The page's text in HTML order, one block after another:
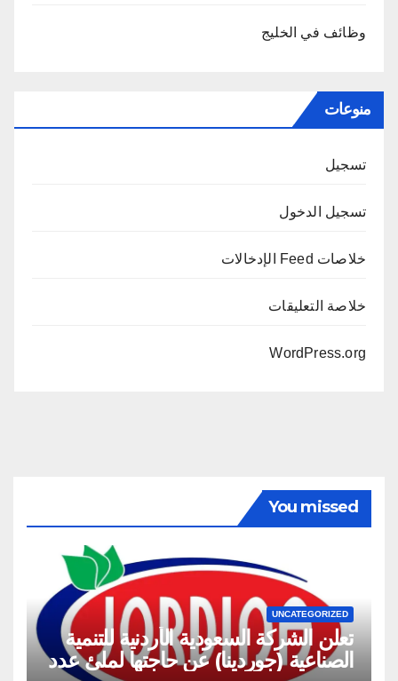
وظائف في الخليج
منوعات
تسجيل
تسجيل الدخول
خلاصات Feed الإدخالات
خلاصة التعليقات
WordPress.org
You missed
UNCATEGORIZED
تعلن الشركة السعودية الأردنية للتنمية
الصناعية (جوردينا) عن حاجتها لملئ عدد